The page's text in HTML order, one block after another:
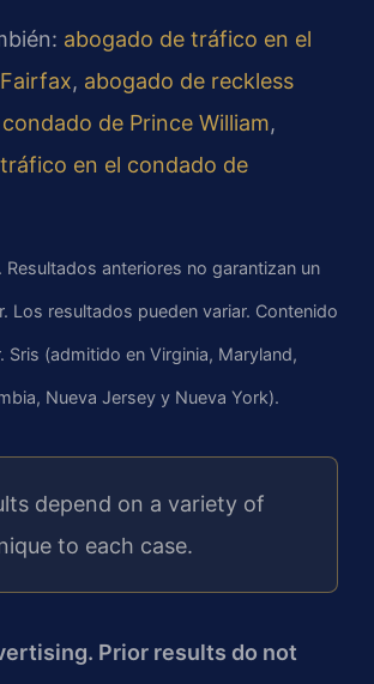
abogado de tráfico en el
, abogado de reckless
de Prince William,
en el condado de
Resultados anteriores no garantizan un
Los resultados pueden variar. Contenido
Sris (admitido en Virginia, Maryland,
Nueva Jersey y Nueva York).
depend on a variety of
to each case.
Prior results do not